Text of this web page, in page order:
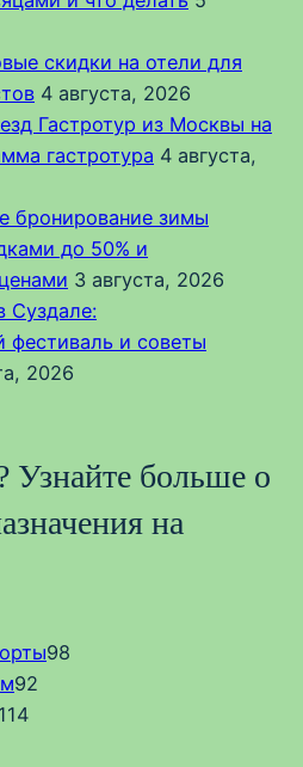
скидки на отели для
4 августа, 2026
Гастротур из Москвы на
гастротура 4 августа,
бронирование зимы
до 50% и
3 августа, 2026
Суздале:
фестиваль и советы
2026
Узнайте больше о
на
98
92
114